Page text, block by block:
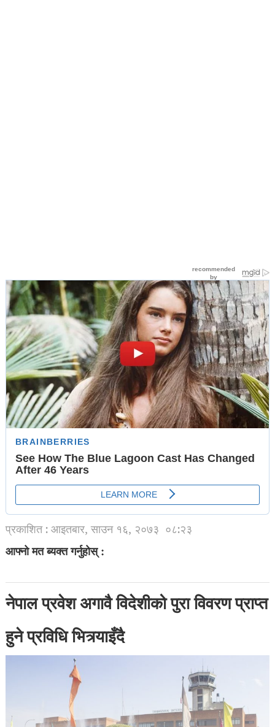
प्रकाशित : आइतबार, साउन १६, २०७३ ०८:२३
आफ्नो मत ब्यक्त गर्नुहोस् :
नेपाल प्रवेश अगावै विदेशीको पुरा विवरण प्राप्त
हुने प्रविधि भित्र्याइँदै